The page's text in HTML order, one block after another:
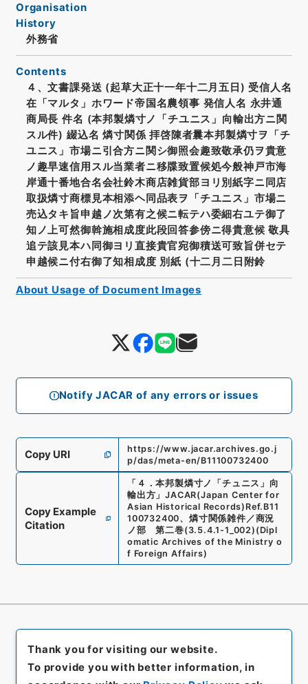
Notify JACAR of any errors or issues
Organisation
History
外務省
Contents
４、文書課発送 (起草大正十一年十二月五日) 受信人名
在「マルタ」ホワード帝国名農領事 発信人名 永井通
商局長 件名 (本邦製燐寸ノ「チユニス」向輸出方ニ関
スル件) 綴込名 燐寸関係 拝啓陳者曩本邦製燐寸ヲ「チ
ユニス」市場ニ引合方ニ関シ御照会趣致敬承仍ヲ貴意
ノ趣早速信用スル当業者ニ移牒致置候処今般神戸市海
岸通十番地合名会社鈴木商店雑貨部ヨリ別紙字ニ同店
取扱燐寸商標見本相添ヘ同品表ヲ「チユニス」市場ニ
売込タキ旨申越ノ次第有之候ニ転テハ委細右ユテ御了
知ノ上可然御斡施相成度此段回答参傍ニ得貴意候 敬具
追テ該見本ハ同御ヨリ直接貴官宛御積送可致旨併セテ
申越候ニ付右御了知相成度 別紙 (十二月二日附鈴
Copy URI
https://www.jacar.archives.go.j
p/das/meta-en/B11100732400
Copy Example
Citation
「 ４．本邦製燐寸ノ「チュニス」向
輸出方 」JACAR(Japan Center for
Asian Historical Records) Ref. B11
100732400、 燐寸関係雑件／商況
ノ部 第二巻(3.5.4.1-1_002) (Dipl
omatic Archives of the Ministry o
f Foreign Affairs)
About Usage of Document Images
Thank you for visiting our website.
To provide you with better information, in